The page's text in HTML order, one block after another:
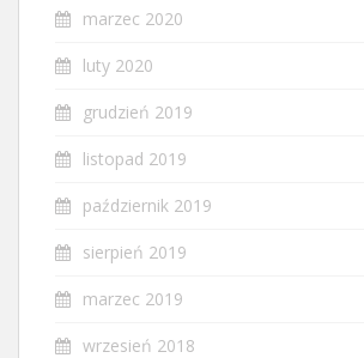
marzec 2020
luty 2020
grudzień 2019
listopad 2019
październik 2019
sierpień 2019
marzec 2019
wrzesień 2018